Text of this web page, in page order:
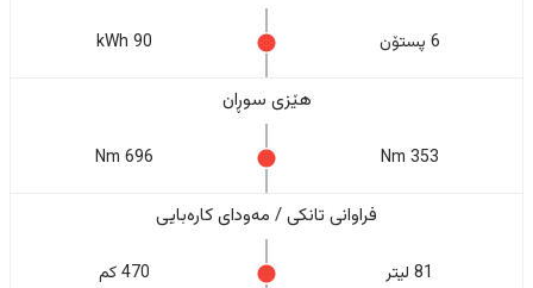
6 پستۆن 90 kWh
هێزی سوڕان
353 Nm
696 Nm
فراوانی تانکی / مەودای کارەبایی
81 لیتر 470 كم